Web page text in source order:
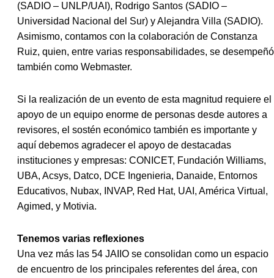
(SADIO – UNLP/UAI), Rodrigo Santos (SADIO –
Universidad Nacional del Sur) y Alejandra Villa (SADIO).
Asimismo, contamos con la colaboración de Constanza
Ruiz, quien, entre varias responsabilidades, se desempeñó
también como Webmaster.
Si la realización de un evento de esta magnitud requiere el
apoyo de un equipo enorme de personas desde autores a
revisores, el sostén económico también es importante y
aquí debemos agradecer el apoyo de destacadas
instituciones y empresas: CONICET, Fundación Williams,
UBA, Acsys, Datco, DCE Ingenieria, Danaide, Entornos
Educativos, Nubax, INVAP, Red Hat, UAI, América Virtual,
Agimed, y Motivia.
Tenemos varias reflexiones
Una vez más las 54 JAIIO se consolidan como un espacio
de encuentro de los principales referentes del área, con